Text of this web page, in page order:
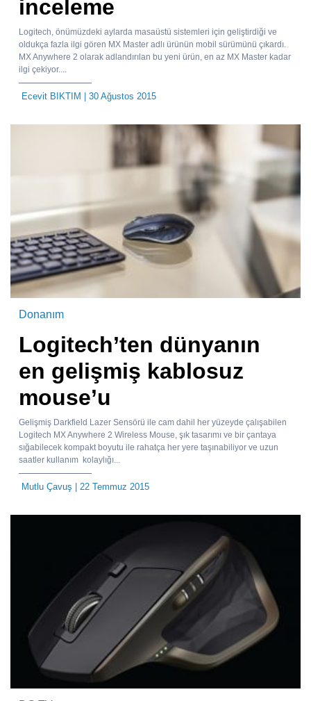
inceleme
Logitech, önümüzdeki aylarda masaüstü sistemleri için geliştirdiği ve
oldukça fazla ilgi gören MX Master adlı ürünün mobil sürümünü çıkardı.
MX Anywhere 2 olarak adlandırılan bu yeni ürün, en az MX Master kadar
ilgi çekiyor....
Ecevit BIKTIM | 30 Ağustos 2015
Donanım
Logitech’ten dünyanın
en gelişmiş kablosuz
mouse’u
Gelişmiş Darkfield Lazer Sensörü ile cam dahil her yüzeyde çalışabilen
Logitech MX Anywhere 2 Wireless Mouse, şık tasarımı ve bir çantaya
sığabilecek kompakt boyutu ile rahatça her yere taşınabiliyor ve uzun
saatler kullanım kolaylığı...
Mutlu Çavuş | 22 Temmuz 2015